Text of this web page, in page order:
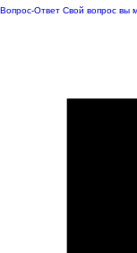
Вопрос-Ответ Свой вопрос вы